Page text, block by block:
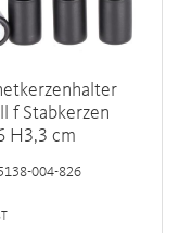
f Stabkerzen
H3,3 cm
004-826